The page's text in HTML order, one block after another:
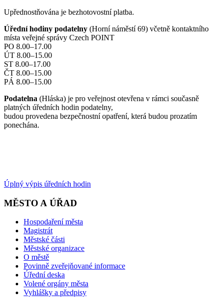
Upřednostňována je bezhotovostní platba.
Úřední hodiny podatelny (Horní náměstí 69) včetně kontaktního
místa veřejné správy Czech POINT
PO 8.00–17.00
ÚT 8.00–15.00
ST 8.00–17.00
ČT 8.00–15.00
PÁ 8.00–15.00
Podatelna (Hláska) je pro veřejnost otevřena v rámci současně
platných úředních hodin podatelny,
budou provedena bezpečnostní opatření, která budou prozatím
ponechána.
Úplný výpis úředních hodin
MĚSTO A ÚŘAD
Hospodaření města
Magistrát
Městské části
Městské organizace
O městě
Povinně zveřejňované informace
Úřední deska
Volené orgány města
Vyhlášky a předpisy